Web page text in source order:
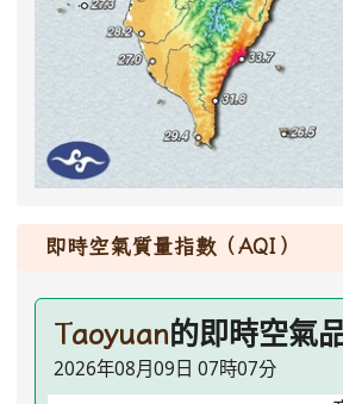
即時空氣質量指數（AQI）
Taoyuan的即時空氣
2026年08月09日 07時07分